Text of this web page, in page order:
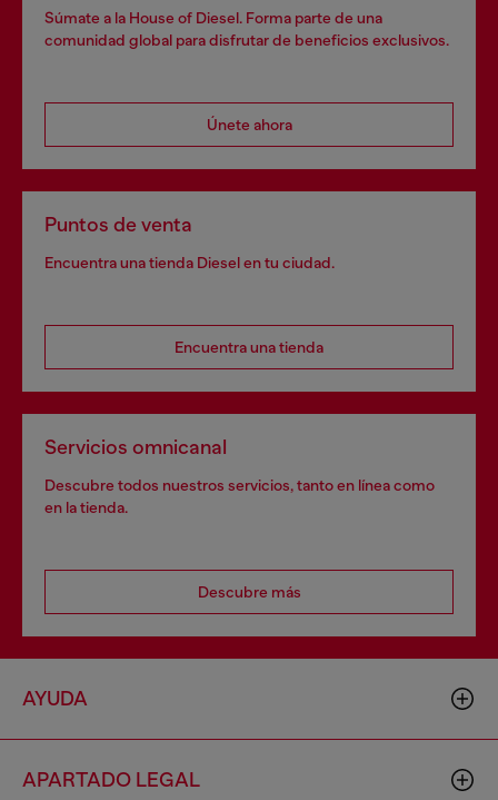
Súmate a la House of Diesel. Forma parte de una
comunidad global para disfrutar de beneficios exclusivos.
Únete ahora
Puntos de venta
Encuentra una tienda Diesel en tu ciudad.
Encuentra una tienda
Servicios omnicanal
Descubre todos nuestros servicios, tanto en línea como
en la tienda.
Descubre más
AYUDA
APARTADO LEGAL